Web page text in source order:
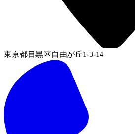
東京都目黒区自由が丘1-3-14